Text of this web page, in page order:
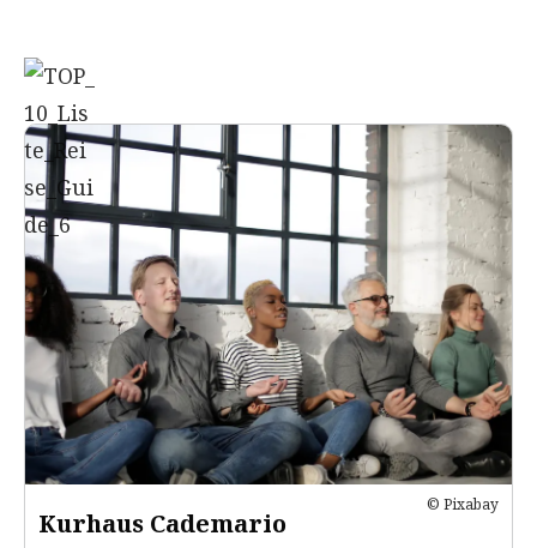
© Pixabay
Kurhaus Cademario